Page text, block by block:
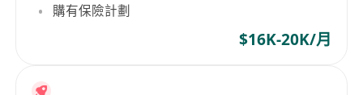
購有保險計劃
$16K-20K/月